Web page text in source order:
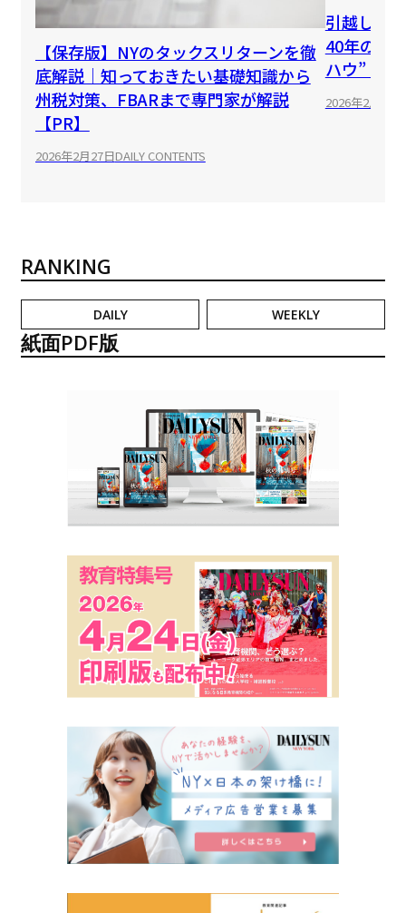
【保存版】NYのタックスリターンを徹
底解説｜知っておきたい基礎知識から
州税対策、FBARまで専門家が解説
【PR】
2026年2月27日DAILY CONTENTS
引越しで
40年のプ
ハウ”【
2026年2月27日
RANKING
DAILY WEEKLY
紙面PDF版